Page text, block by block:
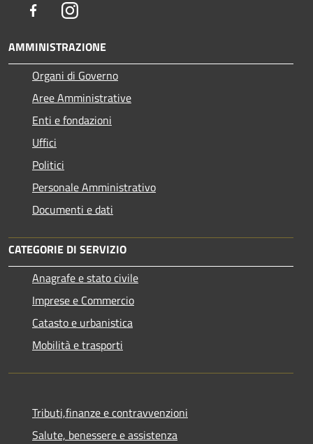
FacebookInstagram
AMMINISTRAZIONE
Organi di Governo
Aree Amministrative
Enti e fondazioni
Uffici
Politici
Personale Amministrativo
Documenti e dati
CATEGORIE DI SERVIZIO
Anagrafe e stato civile
Imprese e Commercio
Catasto e urbanistica
Mobilità e trasporti
Tributi,finanze e contravvenzioni
Salute, benessere e assistenza